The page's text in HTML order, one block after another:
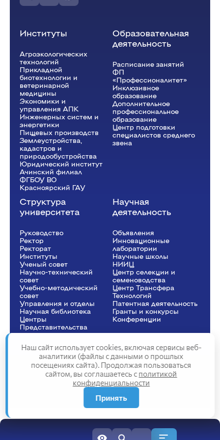
12:15 - 13:45
Инженерные расчеты(Пр.)
ауд. Ст29
Козлов В.А.И-31.1-24o
14:00 - 15:30
Инженерные расчеты
Институты
Агроэкологических
технологий
Прикладной
биотехнологии и
ветеринарной
медицины
Экономики и
управления АПК
Инженерных систем и
энергетики
Пищевых производств
Землеустройства,
кадастров и
природообустройства
Юридический институт
Ачинский филиал
ФГБОУ ВО
Красноярский ГАУ
Образовательная
деятельность
Расписание занятий
ФП
«Профессионалитет»
Инклюзивное
образование
Дополнительное
профессиональное
образование
Центр подготовки
специалистов среднего
звена
Структура
университета
Руководство
Ректор
Рeкторат
Институты
Ученый совет
Научно-технический
совет
Учебно-методический
совет
Управления и отделы
Научная библиотека
Центры
Представительства
Научная
деятельность
Объявления
Инновационные
лаборатории
Научные школы
НИИЦ
Центр селекции и
семеноводства
Центр Трансфера
Технологий
Патентная деятельность
Гранты и конкурсы
Конференции
Сведения об образовательной организации
Политика конфиденциальности
Структура сайта
2025
Наш сайт использует cookies, включая сервисы веб-
аналитики (файлы с данными о прошлых
посещениях сайта). Продолжая пользоваться
сайтом, вы соглашаетесь с политикой
конфиденциальности
Принять